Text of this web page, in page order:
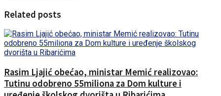
Related posts
Rasim Ljajić obećao, ministar Memić realizovao:
Tutinu odobreno 55miliona za Dom kulture i